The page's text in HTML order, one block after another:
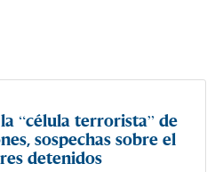
“célula terrorista” de
sospechas sobre el
detenidos